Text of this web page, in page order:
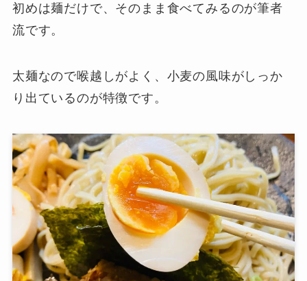
初めは麺だけで、そのまま食べてみるのが筆者
流です。
太麺なので喉越しがよく、小麦の風味がしっか
り出ているのが特徴です。